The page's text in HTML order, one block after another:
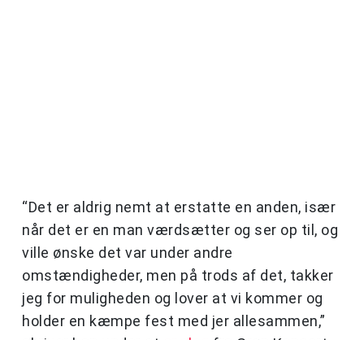
“Det er aldrig nemt at erstatte en anden, især
når det er en man værdsætter og ser op til, og
ville ønske det var under andre
omstændigheder, men på trods af det, takker
jeg for muligheden og lover at vi kommer og
holder en kæmpe fest med jer allesammen,”